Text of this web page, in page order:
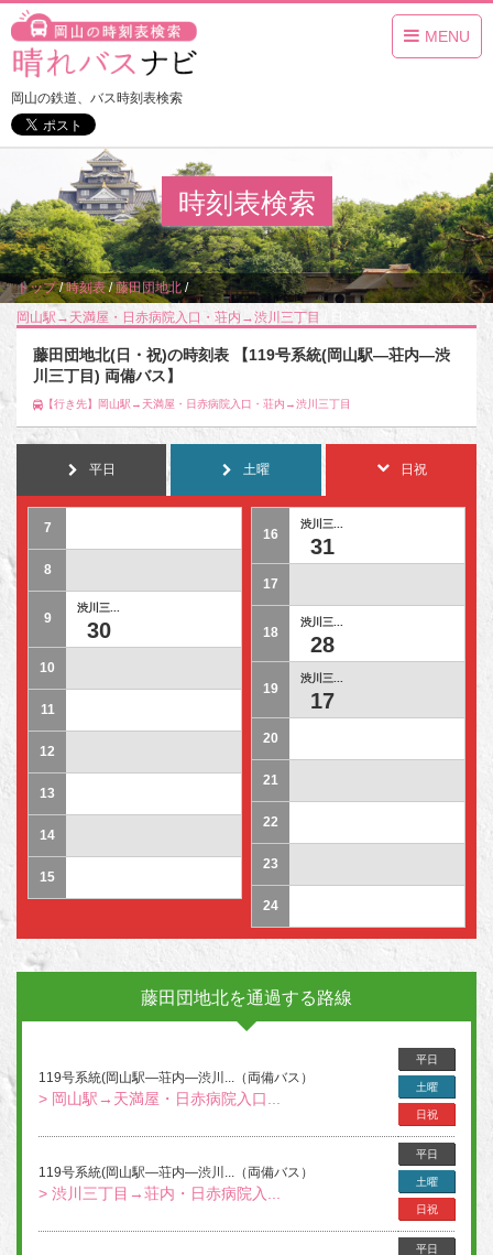
MENU
岡山の鉄道、バス時刻表検索
時刻表検索
トップ/時刻表/藤田団地北 /
岡山駅→天満屋・日赤病院入口・荘内→渋川三丁目
藤田団地北(日・祝)の時刻表 【119号系統(岡山駅―荘内―渋
川三丁目) 両備バス】
【行き先】岡山駅→天満屋・日赤病院入口・荘内→渋川三丁目
平日 土曜 日祝
7
8
9
渋川三...
30
10
11
12
13
14
15
16
渋川三...
31
17
18
渋川三...
28
19
渋川三...
17
20
21
22
23
24
藤田団地北を通過する路線
119号系統(岡山駅―荘内―渋川...（両備バス）
> 岡山駅→天満屋・日赤病院入口...
平日
土曜
日祝
119号系統(岡山駅―荘内―渋川...（両備バス）
> 渋川三丁目→荘内・日赤病院入...
平日
土曜
日祝
平日